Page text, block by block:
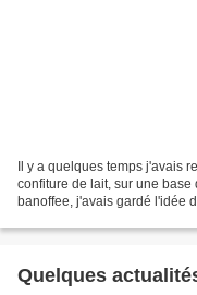
Il y a quelques temps j'avais
confiture de lait, sur une
banoffee, j'avais gardé l'idée
Quelques